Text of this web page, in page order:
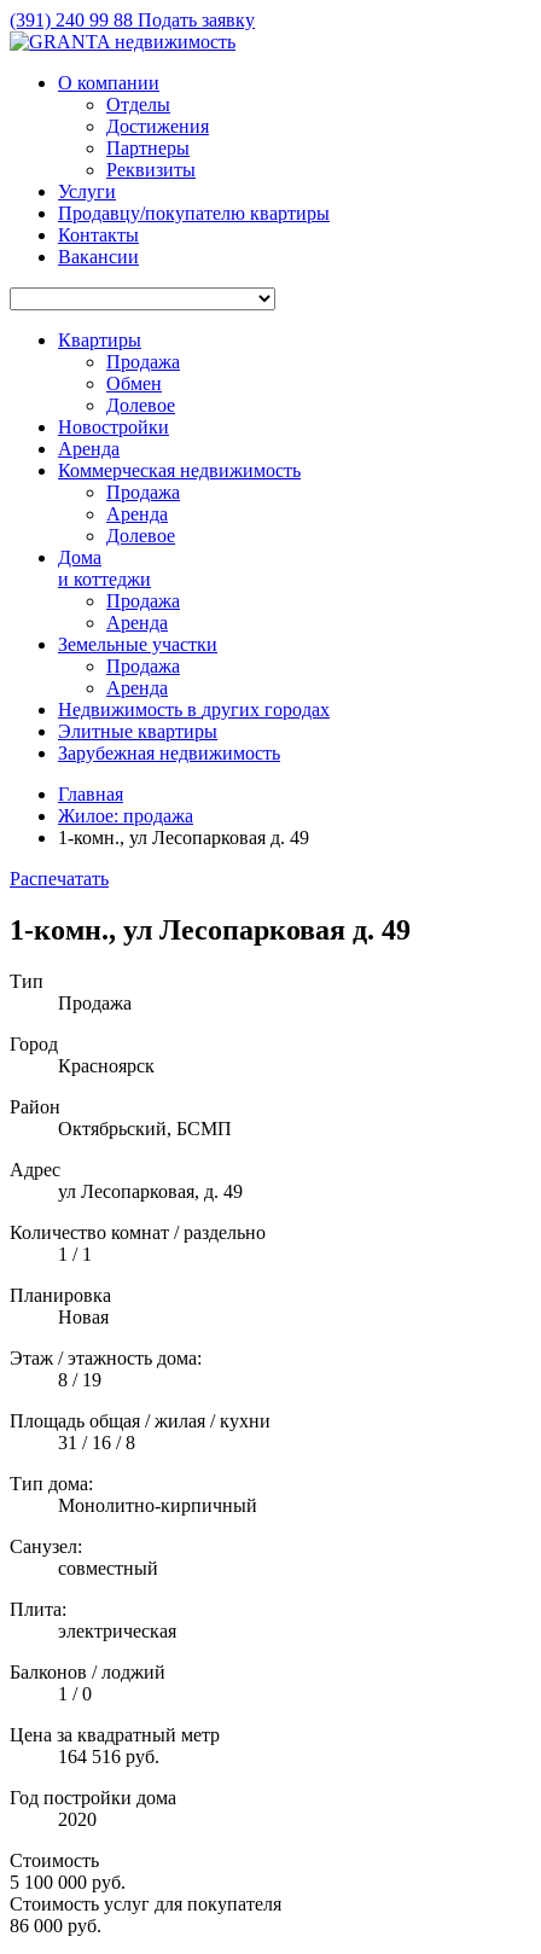
(391) 240 99 88 Подать заявку
О компании
Отделы
Достижения
Партнеры
Реквизиты
Услуги
Продавцу/покупателю квартиры
Контакты
Вакансии
Квартиры
Продажа
Обмен
Долевое
Новостройки
Аренда
Коммерческая недвижимость
Продажа
Аренда
Долевое
Дома
и коттеджи
Продажа
Аренда
Земельные участки
Продажа
Аренда
Недвижимость в других городах
Элитные квартиры
Зарубежная недвижимость
Главная
Жилое: продажа
1-комн., ул Лесопарковая д. 49
Распечатать
1-комн., ул Лесопарковая д. 49
Тип
Продажа
Город
Красноярск
Район
Октябрьский, БСМП
Адрес
ул Лесопарковая, д. 49
Количество комнат / раздельно
1 / 1
Планировка
Новая
Этаж / этажность дома:
8 / 19
Площадь общая / жилая / кухни
31 / 16 / 8
Тип дома:
Монолитно-кирпичный
Санузел:
совместный
Плита:
электрическая
Балконов / лоджий
1 / 0
Цена за квадратный метр
164 516 руб.
Год постройки дома
2020
Стоимость
5 100 000 руб.
Стоимость услуг для покупателя
86 000 руб.